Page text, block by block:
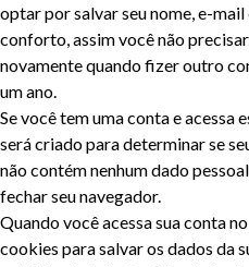
optar por salvar seu nome, e-
conforto, assim você não
novamente quando fizer outro
um ano.
Se você tem uma conta e
será criado para determinar se
não contém nenhum dado
fechar seu navegador.
Quando você acessa sua conta
cookies para salvar os dados da